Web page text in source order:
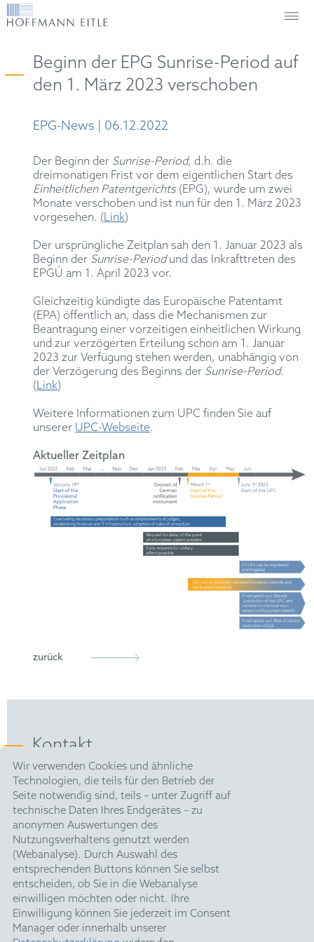
Wir verwenden Cookies und ähnliche
Technologien, die teils für den Betrieb der
Seite notwendig sind, teils – unter Zugriff auf
technische Daten Ihres Endgerätes – zu
anonymen Auswertungen des
Nutzungsverhaltens genutzt werden
(Webanalyse). Durch Auswahl des
entsprechenden Buttons können Sie selbst
entscheiden, ob Sie in die Webanalyse
einwilligen möchten oder nicht. Ihre
Einwilligung können Sie jederzeit im Consent
Manager oder innerhalb unserer
Beginn der EPG Sunrise-Period auf
den 1. März 2023 verschoben
EPG-News | 06.12.2022
Der Beginn der Sunrise-Period, d.h. die
dreimonatigen Frist vor dem eigentlichen Start des
Einheitlichen Patentgerichts(EPG), wurde um zwei
Monate verschoben und ist nun für den 1. März 2023
vorgesehen. (Link)
Der ursprüngliche Zeitplan sah den 1. Januar 2023 als
Beginn der Sunrise-Periodund das Inkrafttreten des
EPGÜ am 1. April 2023 vor.
Gleichzeitig kündigte das Europäische Patentamt
(EPA) öffentlich an, dass die Mechanismen zur
Beantragung einer vorzeitigen einheitlichen Wirkung
und zur verzögerten Erteilung schon am 1. Januar
2023 zur Verfügung stehen werden, unabhängig von
der Verzögerung des Beginns der Sunrise-Period.
(Link)
Weitere Informationen zum UPC finden Sie auf
unserer UPC-Webseite.
Aktueller Zeitplan
zurück
Kontakt
HOFFMANN EITLE |
Patent- und Rechtsanwälte PartmbB
Arabellastraße 30 |
81925 München
T +49 89 924090|
F +49 89 918356
upc@hoffmanneitle.com
Impressum
Datenschutz